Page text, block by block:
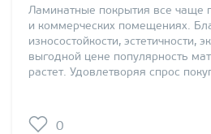
Ламинатные покрытия все чаще
и коммерческих помещениях.
износостойкости, эстетичности,
выгодной цене популярность
растет. Удовлетворяя спрос
0